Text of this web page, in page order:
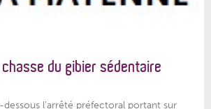
du gibier sédentaire
l'arrêté préfectoral portant sur